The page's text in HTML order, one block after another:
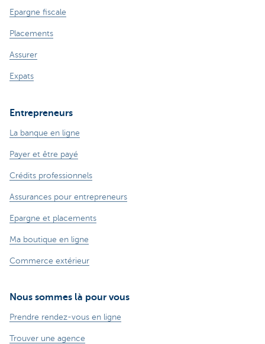
Epargne fiscale
Placements
Assurer
Expats
Entrepreneurs
La banque en ligne
Payer et être payé
Crédits professionnels
Assurances pour entrepreneurs
Epargne et placements
Ma boutique en ligne
Commerce extérieur
Nous sommes là pour vous
Prendre rendez-vous en ligne
Trouver une agence